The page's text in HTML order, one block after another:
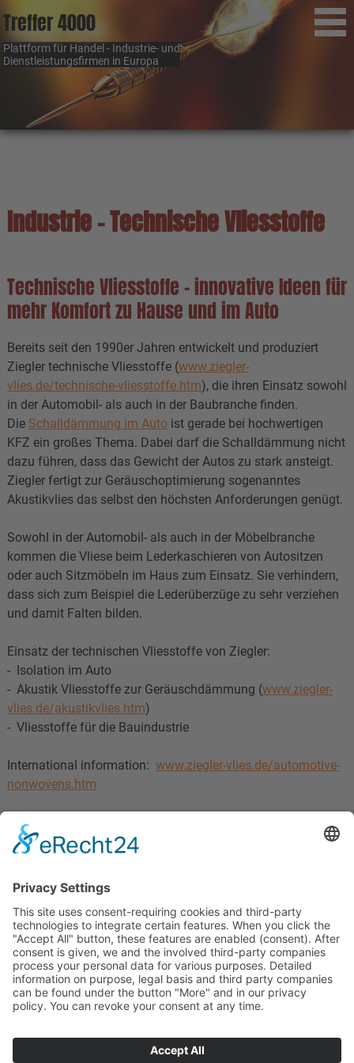
Treffer 4000
Plattform für Handel - Industrie- und
Dienstleistungsfirmen in Europa
Industrie - Technische Vliesstoffe
Technische Vliesstoffe - innovative Ideen für
mehr Komfort zu Hause und im Auto
Bereits seit den 1990er Jahren entwickelt und produziert
Ziegler technische Vliesstoffe (www.ziegler-
vlies.de/technische-vliesstoffe.htm), die ihren Einsatz sowohl
in der Automobil- als auch in der Baubranche finden.
Die Schalldämmung im Autoist gerade bei hochwertigen
KFZ ein großes Thema. Dabei darf die Schalldämmung nicht
dazu führen, dass das Gewicht der Autos zu stark ansteigt.
Ziegler fertigt zur Geräuschoptimierung sogenanntes
Akustikvlies das selbst den höchsten Anforderungen genügt.
Sowohl in der Automobil- als auch in der Möbelbranche
kommen die Vliese beim Lederkaschieren von Autositzen
oder auch Sitzmöbeln im Haus zum Einsatz. Sie verhindern,
dass sich zum Beispiel die Lederüberzüge zu sehr verziehen
und damit Falten bilden.
Einsatz der technischen Vliesstoffe von Ziegler:
- Isolation im Auto
- Akustik Vliesstoffe zur Geräuschdämmung (www.ziegler-
vlies.de/akustikvlies.htm)
- Vliesstoffe für die Bauindustrie
International information: www.ziegler-vlies.de/automotive-
nonwovens.htm
J.H. Ziegler GmbH
Fabrikstraße 2
Fon +49 7841 2027-0
Fax +49 7841 2027-900
www.ziegler.eu